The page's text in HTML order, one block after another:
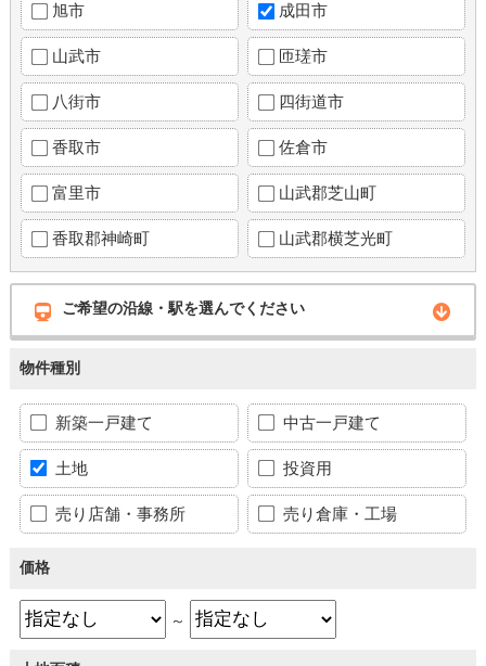
旭市 成田市
山武市 匝瑳市
八街市 四街道市
香取市 佐倉市
富里市 山武郡芝山町
香取郡神崎町 山武郡横芝光町
ご希望の沿線・駅を選んでください
物件種別
新築一戸建て 中古一戸建て
土地 投資用
売り店舗・事務所 売り倉庫・工場
価格
～